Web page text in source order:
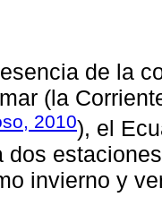
de la
(la
2010), el
dos
invierno y